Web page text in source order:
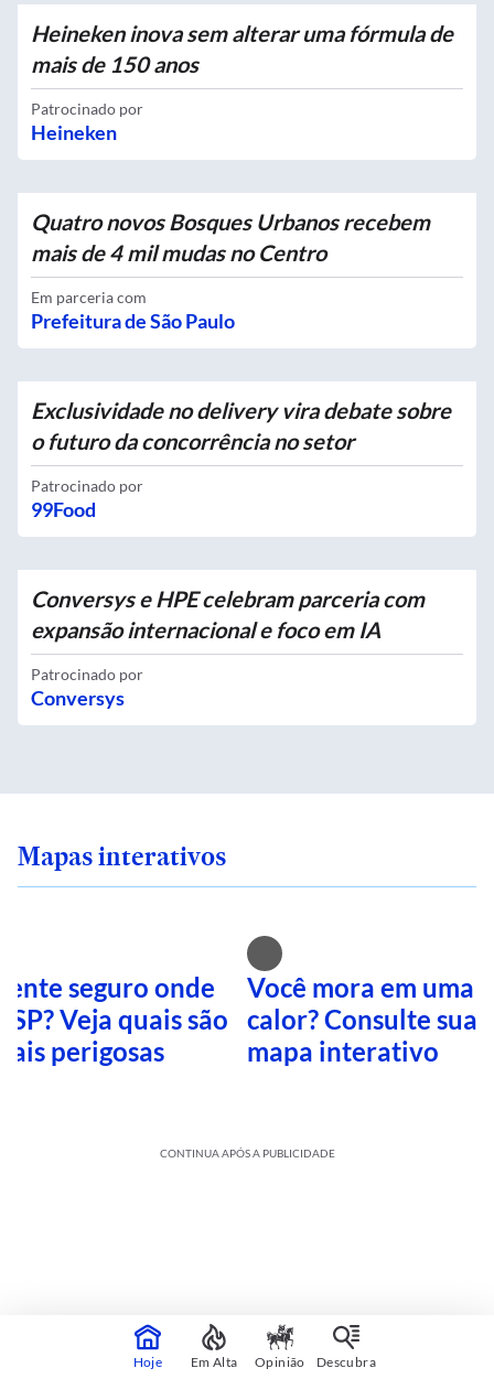
Heineken inova sem alterar uma fórmula de
mais de 150 anos
Patrocinado por
Heineken
Quatro novos Bosques Urbanos recebem
mais de 4 mil mudas no Centro
Em parceria com
Prefeitura de São Paulo
Exclusividade no delivery vira debate sobre
o futuro da concorrência no setor
Patrocinado por
99Food
Conversys e HPE celebram parceria com
expansão internacional e foco em IA
Patrocinado por
Conversys
Mapas interativos
seguro onde
SP? Veja quais são
perigosas
Você mora em uma
calor? Consulte sua
mapa interativo
CONTINUA APÓS A PUBLICIDADE
Hoje Em Alta Opinião Descubra